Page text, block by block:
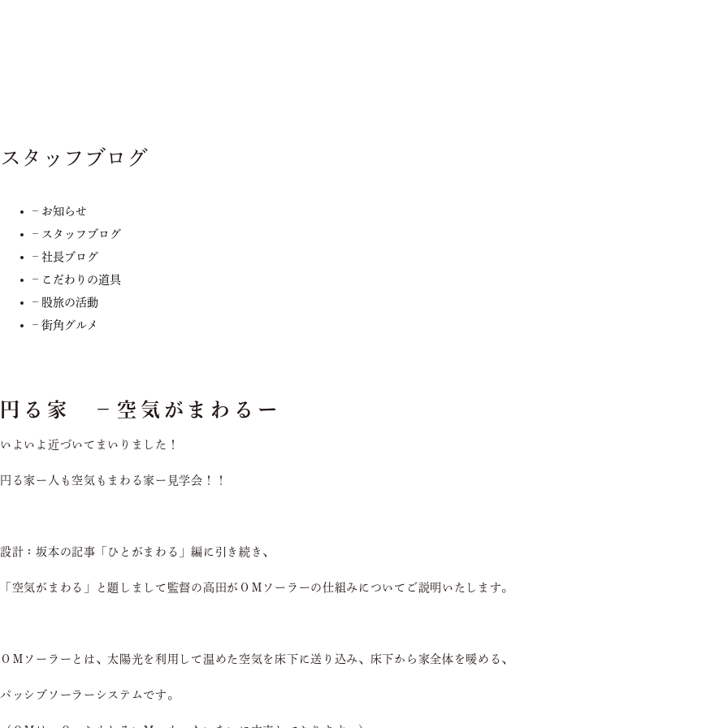
スタッフブログ
– お知らせ
– スタッフブログ
– 社長ブログ
– こだわりの道具
– 股旅の活動
– 街角グルメ
円る家 －空気がまわるー
いよいよ近づいてまいりました！
円る家ー人も空気もまわる家ー見学会！！
設計：坂本の記事「ひとがまわる」編に引き続き、
「空気がまわる」と題しまして監督の高田がＯＭソーラーの仕組みについてご説明いたします。
ＯＭソーラーとは、太陽光を利用して温めた空気を床下に送り込み、床下から家全体を暖める、
パッシブソーラーシステムです。